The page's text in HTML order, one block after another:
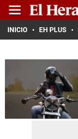
INICIO EH PLUS